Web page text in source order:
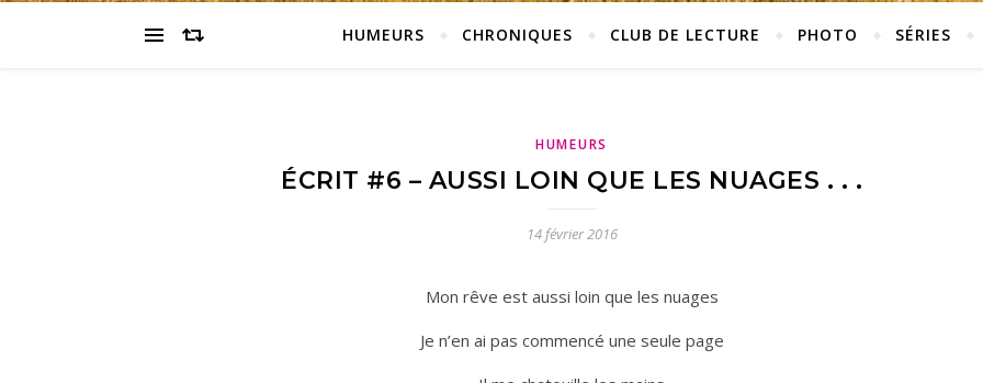
HUMEURS CHRONIQUES CLUB DE LECTURE PHOTO SÉRIES
HUMEURS
ÉCRIT #6 – AUSSI LOIN QUE LES NUAGES . . .
14 février 2016
Mon rêve est aussi loin que les nuages
Je n’en ai pas commencé une seule page